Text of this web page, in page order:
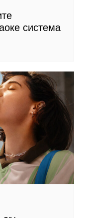
система